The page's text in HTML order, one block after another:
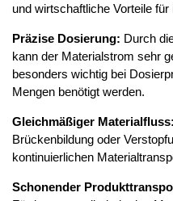
und wirtschaftliche Vorteile
Präzise Dosierung: Durch
kann der Materialstrom sehr
besonders wichtig bei
Mengen benötigt werden.
Gleichmäßiger Materialfluss:
Brückenbildung oder
kontinuierlichen
Schonender